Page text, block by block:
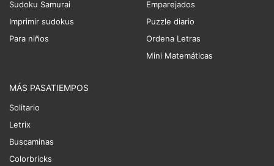
Sudoku Samurai
Imprimir sudokus
Para niños
Emparejados
Puzzle diario
Ordena Letras
Mini Matemáticas
MÁS PASATIEMPOS
Solitario
Letrix
Buscaminas
Colorbricks